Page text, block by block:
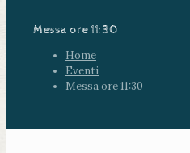
Messa ore 11:30
Home
Eventi
Messa ore 11:30